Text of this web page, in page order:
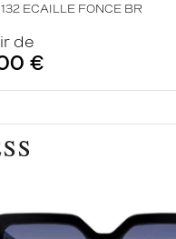
ECAILLE FONCE BR
de
€